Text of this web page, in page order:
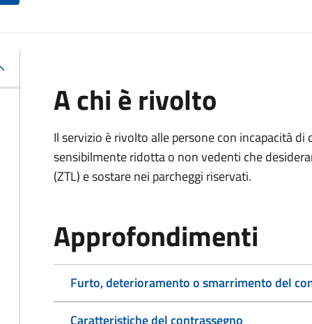
A chi è rivolto
Il servizio è rivolto alle persone con incapacità di
sensibilmente ridotta o non vedenti che
(ZTL) e sostare nei parcheggi riservati.
Approfondimenti
Furto, deterioramento o smarrimento del
Caratteristiche del contrassegno